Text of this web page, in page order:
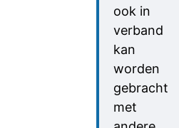
ook in
verband
kan
worden
gebracht
met